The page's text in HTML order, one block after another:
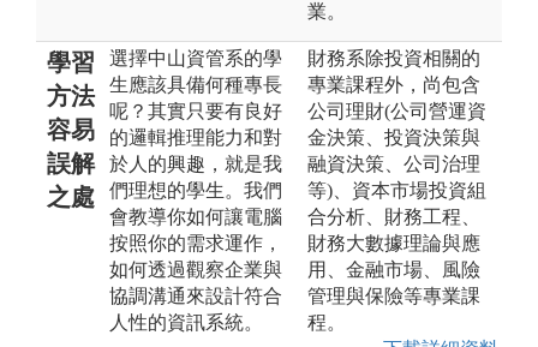
業。
學習
方法
容易
誤解
之處
選擇中山資管系的學
生應該具備何種專長
呢？其實只要有良好
的邏輯推理能力和對
於人的興趣，就是我
們理想的學生。我們
會教導你如何讓電腦
按照你的需求運作，
如何透過觀察企業與
協調溝通來設計符合
人性的資訊系統。
財務系除投資相關的
專業課程外，尚包含
公司理財(公司營運資
金決策、投資決策與
融資決策、公司治理
等)、資本市場投資組
合分析、財務工程、
財務大數據理論與應
用、金融市場、風險
管理與保險等專業課
程。